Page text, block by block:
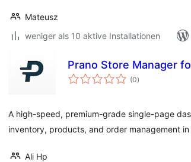
Mateusz
weniger als 10 aktive Installationen
Prano Store Manager
(0Bewertungen
insgesamt
)
A high-speed, premium-grade single-page
inventory, products, and order management in
Ali Hp